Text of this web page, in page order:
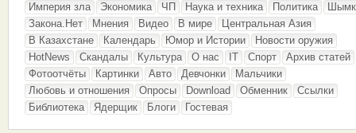
Империя зла Экономика ЧП Наука и техника Политика
Закона.Нет
Мнения Видео В мире
Центральная Азия
В Казахстане
Календарь Юмор и Истории
Новости оружия
HotNews
Скандалы Культура О нас IT Спорт
Архив статей
Фотоотчёты
Картинки Авто Девчонки
Мальчики
Любовь и отношения
Опросы Download Обменник
Ссылки
Библиотека
Ядерщик Блоги Гостевая